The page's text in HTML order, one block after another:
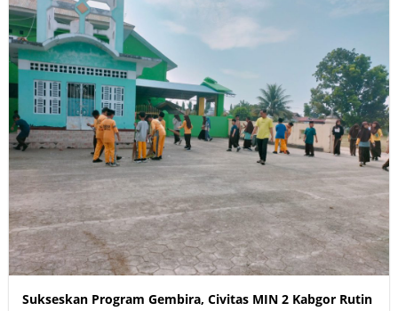
Sukseskan Program Gembira, Civitas MIN 2 Kabgor Rutin